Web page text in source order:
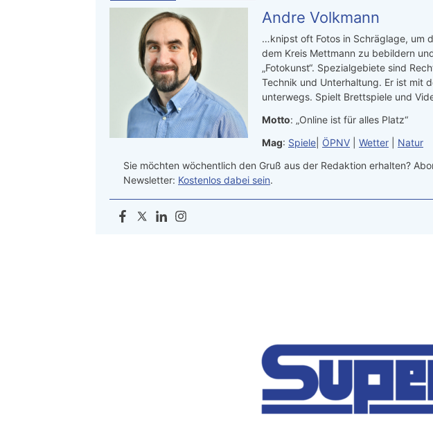
Andre Volkmann
…knipst oft Fotos in Schräglage, um
dem Kreis Mettmann zu bebildern
„Fotokunst“. Spezialgebiete sind
Technik und Unterhaltung. Er ist mit
unterwegs. Spielt Brettspiele und
Motto: „Online ist für alles Platz“
Mag: Spiele ÖPNV Wetter
Natur
Sie möchten wöchentlich den Gruß aus der Redaktion erhalten?
Newsletter: Kostenlos dabei sein.